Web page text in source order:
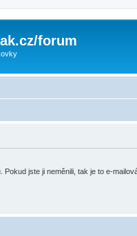
forum
jste ji neměnili, tak je to e-